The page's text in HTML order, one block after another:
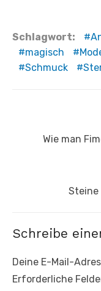
Schlagwort:
magisch
Schmuck
Vorheriger
Wie man
Steine
Schreibe
Deine E-Mail-
Erforderliche